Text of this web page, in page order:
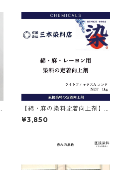
【綿・麻の染料定着向上剤】
｜1kg｜ライトフィックスAコ
ンク
¥3,850